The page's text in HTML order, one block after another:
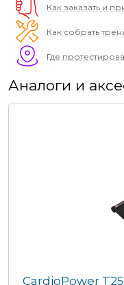
Как заказать и
Как собрать
Где
Аналоги и
CardioPower